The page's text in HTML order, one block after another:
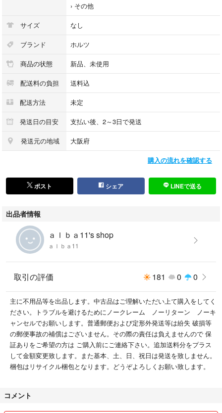
› その他
サイズ なし
ブランド ホルツ
商品の状態 新品、未使用
配送料の負担 送料込
配送方法 未定
発送日の目安 支払い後、2～3日で発送
発送元の地域 大阪府
購入の流れを確認する
ポスト シェア LINEで送る
出品者情報
ａｌｂａ11's shop
ａｌｂａ11
取引の評価 181 0 0
主に不用品等を出品します。中古品はご理解いただい上て購入をしてく
ださい。トラブルを避けるためにノークレーム ノーリターン ノーキ
ャンセルでお願いします。普通郵便および定形外発送等は紛失 破損等
の郵便事故の補償はございません。その際の責任は負えませんので 保
証ありをご希望の方は ご購入前にご連絡下さい。追加送料分をプラス
して金額変更致します。また基本、土、日、祝日は発送を致しません。
梱包はリサイクル梱包となります。どうぞよろしくお願い致します。
コメント